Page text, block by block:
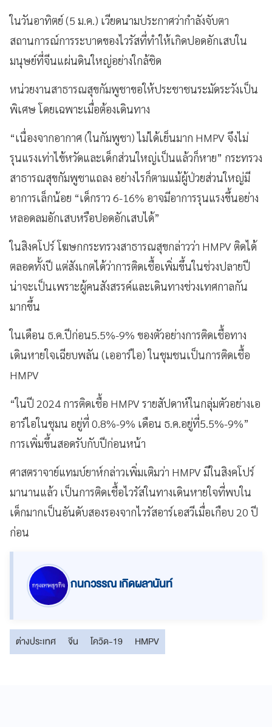
ในวันอาทิตย์ (5 ม.ค.) เวียดนามประกาศว่ากำลังจับตา
สถานการณ์การระบาดของไวรัสที่ทำให้เกิดปอดอักเสบใน
มนุษย์ที่จีนแผ่นดินใหญ่อย่างใกล้ชิด
หน่วยงานสาธารณสุขกัมพูชาขอให้ประชาชนระมัดระวังเป็น
พิเศษ โดยเฉพาะเมื่อต้องเดินทาง
“เนื่องจากอากาศ (ในกัมพูชา) ไม่ได้เย็นมาก HMPV จึงไม่
รุนแรงเท่าไข้หวัดและเด็กส่วนใหญ่เป็นแล้วก็หาย” กระทรวง
สาธารณสุขกัมพูชาแถลง อย่างไรก็ตามแม้ผู้ป่วยส่วนใหญ่มี
อาการเล็กน้อย “เด็กราว 6-16% อาจมีอาการรุนแรงขึ้นอย่าง
หลอดลมอักเสบหรือปอดอักเสบได้”
ในสิงคโปร์ โฆษกกระทรวงสาธารณสุขกล่าวว่า HMPV ติดได้
ตลอดทั้งปี แต่สังเกตได้ว่าการติดเชื้อเพิ่มขึ้นในช่วงปลายปี
น่าจะเป็นเพราะผู้คนสังสรรค์และเดินทางช่วงเทศกาลกัน
มากขึ้น
ในเดือน ธ.ค.ปีก่อน5.5%-9% ของตัวอย่างการติดเชื้อทาง
เดินหายใจเฉียบพลัน (เออาร์ไอ) ในชุมชนเป็นการติดเชื้อ
HMPV
“ในปี 2024 การติดเชื้อ HMPV รายสัปดาห์ในกลุ่มตัวอย่างเอ
อาร์ไอในชุมน อยู่ที่ 0.8%-9% เดือน ธ.ค.อยู่ที่5.5%-9%”
การเพิ่มขึ้นสอดรับกับปีก่อนหน้า
ศาสตราจาย์แทมบ์ยาห์กล่าวเพิ่มเติมว่า HMPV มีในสิงคโปร์
มานานแล้ว เป็นการติดเชื้อไวรัสในทางเดินหายใจที่พบใน
เด็กมากเป็นอันดับสองรองจากไวรัสอาร์เอสวีเมื่อเกือบ 20 ปี
ก่อน
กนกวรรณ เกิดผลานันท์
ต่างประเทศ จีน โควิด-19 HMPV